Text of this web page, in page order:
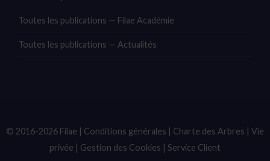
Toutes les publications — Filae Académie
Toutes les publications — Actualités
© 2016-2026 Filae | Conditions générales | Charte des Arbres | Vie
privée | Gestion des Cookies | Service Client